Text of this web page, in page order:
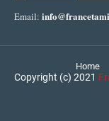
Email:
Home
Copyright (c) 2021